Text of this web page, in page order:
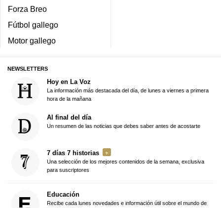
Forza Breo
Fútbol gallego
Motor gallego
NEWSLETTERS
Hoy en La Voz
La información más destacada del día, de lunes a viernes a primera
hora de la mañana
Al final del día
Un resumen de las noticias que debes saber antes de acostarte
7 días 7 historias
Una selección de los mejores contenidos de la semana, exclusiva
para suscriptores
Educación
Recibe cada lunes novedades e información útil sobre el mundo de